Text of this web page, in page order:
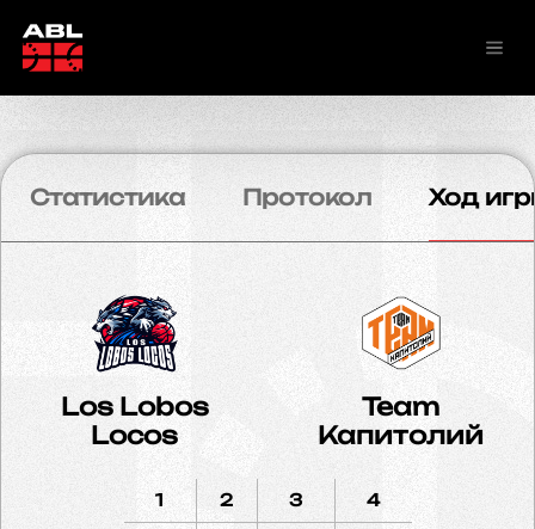
Статистика Протокол Ход
Los Lobos
Locos
Team
Капитолий
1
2
3
4